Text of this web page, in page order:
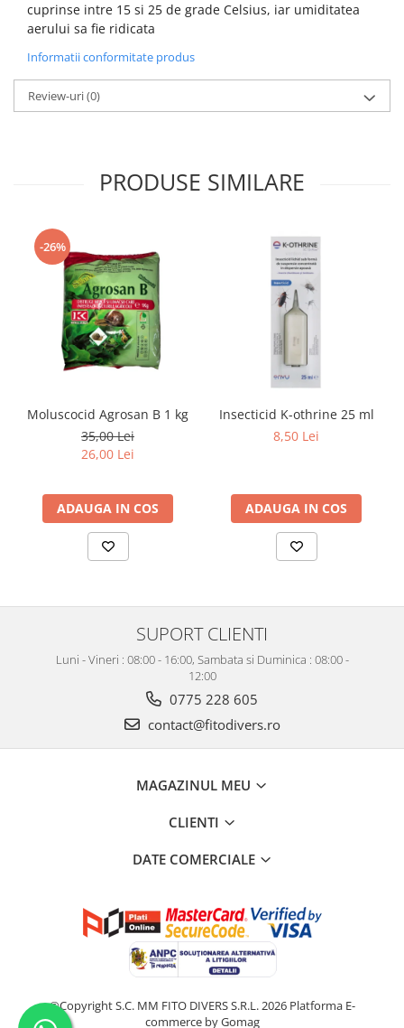
cuprinse intre 15 si 25 de grade Celsius, iar umiditatea
aerului sa fie ridicata
Informatii conformitate produs
Review-uri(0)
PRODUSE SIMILARE
-26%
Moluscocid Agrosan B 1 kg
35,00 Lei
26,00 Lei
ADAUGA IN COS
Insecticid K-othrine 25 ml
8,50 Lei
ADAUGA IN COS
SUPORT CLIENTI
Luni - Vineri : 08:00 - 16:00, Sambata si Duminica : 08:00 -
12:00
0775 228 605
contact@fitodivers.ro
MAGAZINUL MEU
CLIENTI
DATE COMERCIALE
©Copyright S.C. MM FITO DIVERS S.R.L. 2026 Platforma E-
commerce by Gomag